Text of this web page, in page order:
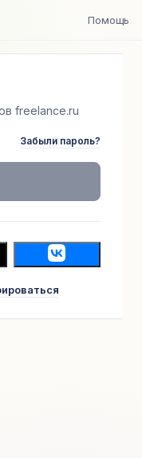
Помощь
freelance.ru
Забыли пароль?